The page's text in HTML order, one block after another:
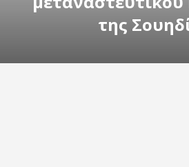
της